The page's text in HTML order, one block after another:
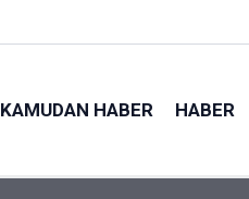
KAMUDAN HABER HABER